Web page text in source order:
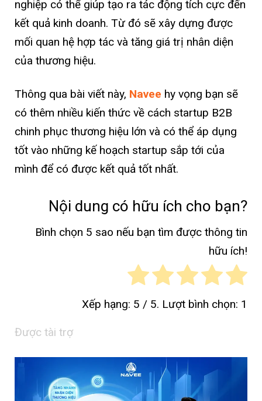
nghiệp có thể giúp tạo ra tác động tích cực đến
kết quả kinh doanh. Từ đó sẽ xây dựng được
mối quan hệ hợp tác và tăng giá trị nhân diện
của thương hiệu.
Thông qua bài viết này, Navee hy vọng bạn sẽ
có thêm nhiều kiến thức về cách startup B2B
chinh phục thương hiệu lớn và có thể áp dụng
tốt vào những kế hoạch startup sắp tới của
mình để có được kết quả tốt nhất.
Nội dung có hữu ích cho bạn?
Bình chọn 5 sao nếu bạn tìm được thông tin
hữu ích!
Xếp hạng: 5 / 5. Lượt bình chọn: 1
Được tài trợ